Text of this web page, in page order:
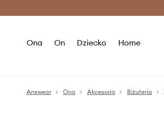
Ona On Dziecko Home
Answear Ona Akcesoria Biżuteria